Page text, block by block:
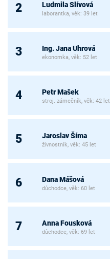
2 Ludmila Slívová
laborantka, věk: 39 let
3 Ing. Jana Uhrová
ekonomka, věk: 52 let
4 Petr Mašek
stroj. zámečník, věk: 42 let
5 Jaroslav Šíma
živnostník, věk: 45 let
6 Dana Mášová
důchodce, věk: 60 let
7 Anna Fousková
důchodce, věk: 69 let